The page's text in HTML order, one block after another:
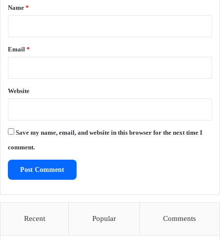
*
Name *
Email *
Website
Save my name, email, and website in this browser for the next time I
comment.
Recent Popular Comments